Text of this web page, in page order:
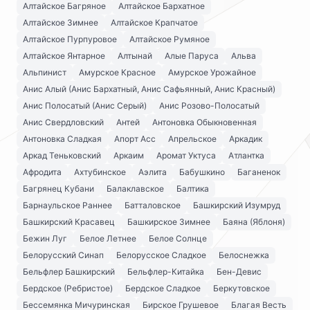
Алтайское Багряное
Алтайское Бархатное
Алтайское Зимнее
Алтайское Крапчатое
Алтайское Пурпуровое
Алтайское Румяное
Алтайское Янтарное
Алтынай Алые Паруса
Альва
Альпинист
Амурское Красное
Амурское Урожайное
Анис Алый (Анис Бархатный, Анис Сафьянный, Анис Красный)
Анис Полосатый (Анис Серый)
Анис Розово-Полосатый
Анис Свердловский
Антей
Антоновка Обыкновенная
Антоновка Сладкая
Апорт Асс Апрельское
Аркадик
Аркад Теньковский
Аркаим Аромат Уктуса
Атлантка
Афродита
Ахтубинское Аэлита Бабушкино
Баганенок
Багрянец Кубани
Балаклавское
Балтика
Барнаульское Раннее
Батталовское
Башкирский Изумруд
Башкирский Красавец
Башкирское Зимнее
Баяна (Яблоня)
Бежин Луг
Белое Летнее
Белое Солнце
Белорусский Синап
Белорусское Сладкое
Белоснежка
Бельфлер Башкирский
Бельфлер-Китайка
Бен-Девис
Бердское (Ребристое)
Бердское Сладкое
Беркутовское
Бессемянка Мичуринская
Бирское Грушевое
Благая Весть